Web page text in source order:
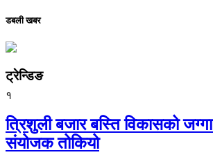
डबली खबर
ट्रेन्डिङ
१
त्रिशुली बजार बस्ति विकासको
संयोजक तोकियो